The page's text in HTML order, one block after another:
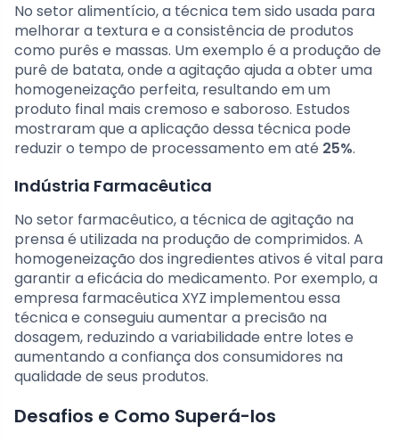
No setor alimentício, a técnica tem sido usada para
melhorar a textura e a consistência de produtos
como purês e massas. Um exemplo é a produção de
purê de batata, onde a agitação ajuda a obter uma
homogeneização perfeita, resultando em um
produto final mais cremoso e saboroso. Estudos
mostraram que a aplicação dessa técnica pode
reduzir o tempo de processamento em até 25%.
Indústria Farmacêutica
No setor farmacêutico, a técnica de agitação na
prensa é utilizada na produção de comprimidos. A
homogeneização dos ingredientes ativos é vital para
garantir a eficácia do medicamento. Por exemplo, a
empresa farmacêutica XYZ implementou essa
técnica e conseguiu aumentar a precisão na
dosagem, reduzindo a variabilidade entre lotes e
aumentando a confiança dos consumidores na
qualidade de seus produtos.
Desafios e Como Superá-los